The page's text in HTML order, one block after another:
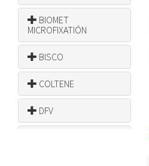
BIOMET
MICROFIXATIÓN
BISCO
COLTENE
DFV